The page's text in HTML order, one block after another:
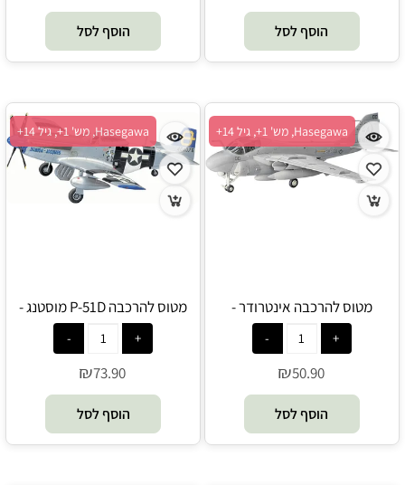
הוסף לסל הוסף לסל
Hasegawa, מש' 1+, גיל 14+
מטוס להרכבה אינטרודר -
Hasegawa
₪50.90
הוסף לסל
Hasegawa, מש' 1+, גיל 14+
מטוס להרכבה P-51D מוסטנג -
Hasegawa
₪73.90
הוסף לסל